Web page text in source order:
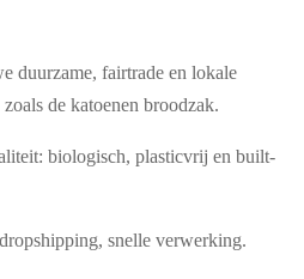
duurzame, fairtrade en lokale
de katoenen broodzak.
biologisch, plasticvrij en built-
snelle verwerking.